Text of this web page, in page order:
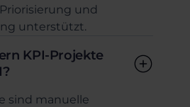
und
unterstützt.
KPI-Projekte
sind manuelle